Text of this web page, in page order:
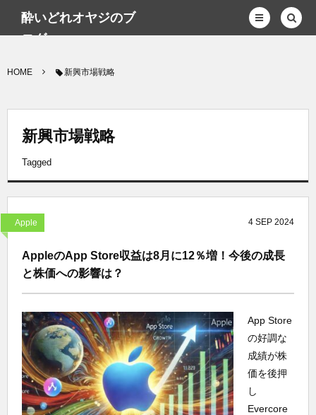
酔いどれオヤジのブ
ログwp
HOME 新興市場戦略
新興市場戦略
Tagged
Apple 4 SEP 2024
AppleのApp Store収益は8月に12％増！今後の成長
と株価への影響は？
App Store
の好調な
成績が株
価を後押
し
Evercore